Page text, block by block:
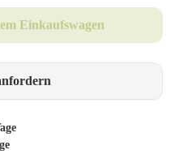
Einkaufswagen